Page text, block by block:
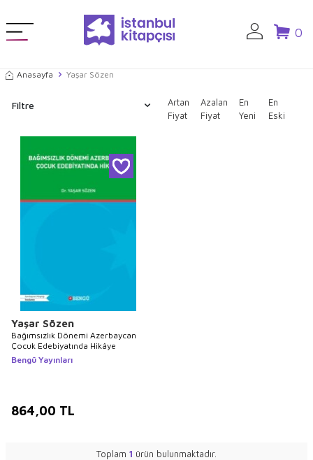
0
Anasayfa Yaşar Sözen
Filtre
Artan
Fiyat
Azalan
Fiyat
En
Yeni
En
Eski
Yaşar Sözen
Bağımsızlık Dönemi Azerbaycan
Çocuk Edebiyatında Hikâye
Bengü Yayınları
864,00 TL
Toplam 1 ürün bulunmaktadır.